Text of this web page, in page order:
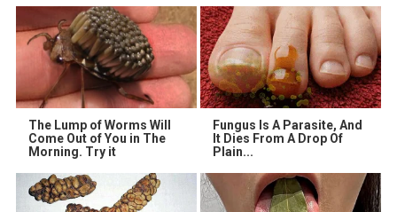
The Lump of Worms Will
Come Out of You in The
Morning. Try it
Fungus Is A Parasite, And
It Dies From A Drop Of
Plain...